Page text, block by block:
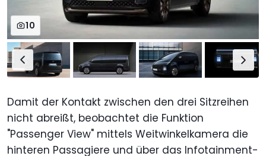
10
Damit der Kontakt zwischen den drei Sitzreihen
nicht abreißt, beobachtet die Funktion
"Passenger View" mittels Weitwinkelkamera die
hinteren Passagiere und über das Infotainment-